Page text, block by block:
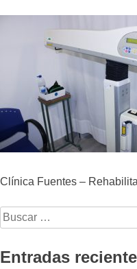
Clínica Fuentes –
Buscar:
Entradas